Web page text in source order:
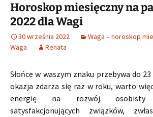
Horoskop miesięczny na
2022 dla Wagi
30 września 2022
Waga – horoskop
Waga
Renata
Słońce w waszym znaku przebywa do
okazja zdarza się raz w roku, warto
energię na rozwój osobisty
satysfakcjonujących związków,